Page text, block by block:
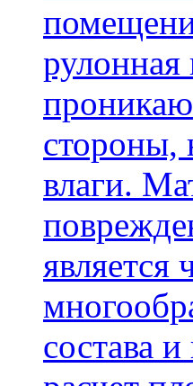
стороны,
влаги.
является
состава